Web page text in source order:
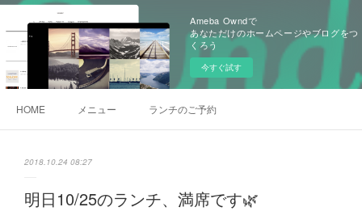
Ameba Owndで
あなただけのホームページやブログをつ
くろう
今すぐ試す
HOME メニュー ランチのご予約
2018.10.24 08:27
明日10/25のランチ、満席です🌿